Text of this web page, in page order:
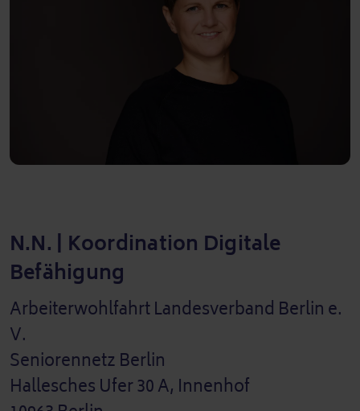
N.N. | Koordination Digitale
Befähigung
Arbeiterwohlfahrt Landesverband Berlin e.
V.
Seniorennetz Berlin
Hallesches Ufer 30 A, Innenhof